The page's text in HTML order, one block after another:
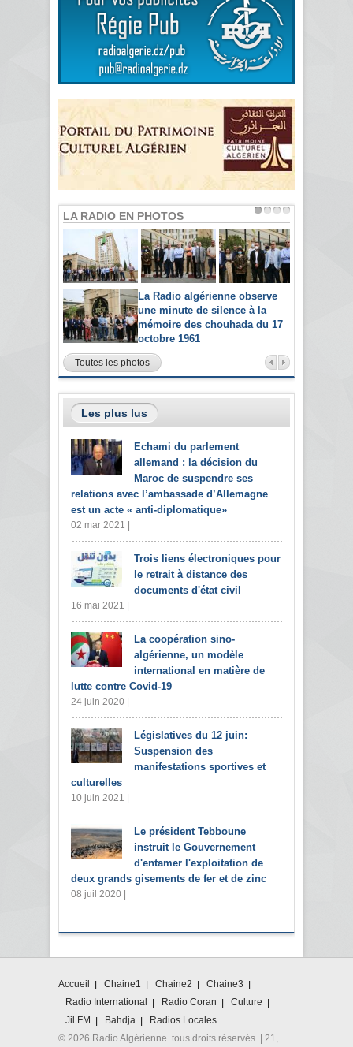
LA RADIO EN PHOTOS
La Radio algérienne observe
une minute de silence à la
mémoire des chouhada du 17
octobre 1961
Toutes les photos
Les plus lus
Echami du parlement
allemand : la décision du
Maroc de suspendre ses
relations avec l’ambassade d’Allemagne
est un acte « anti-diplomatique»
02 mar 2021 |
Trois liens électroniques pour
le retrait à distance des
documents d'état civil
16 mai 2021 |
La coopération sino-
algérienne, un modèle
international en matière de
lutte contre Covid-19
24 juin 2020 |
Législatives du 12 juin:
Suspension des
manifestations sportives et
culturelles
10 juin 2021 |
Le président Tebboune
instruit le Gouvernement
d'entamer l'exploitation de
deux grands gisements de fer et de zinc
08 juil 2020 |
Accueil Chaine1 Chaine2
Chaine3
Radio International
Radio Coran
Culture
Jil FM
Bahdja
Radios Locales
© 2026 Radio Algérienne. tous droits réservés. | 21,